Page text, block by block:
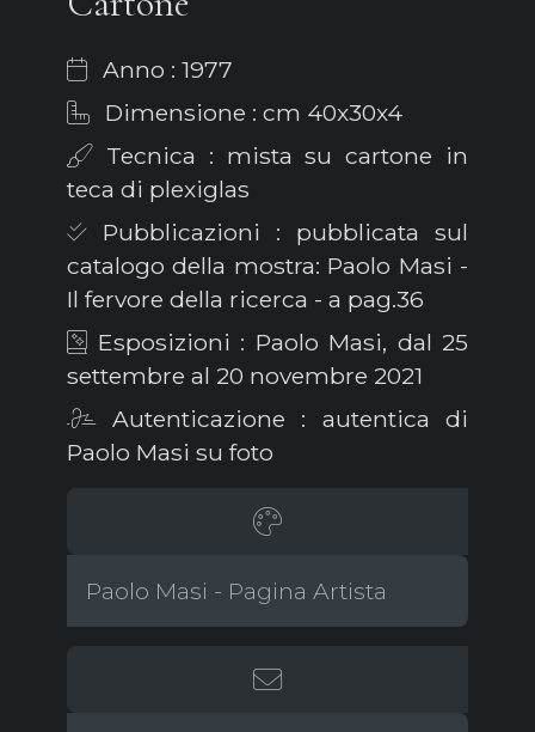
Anno : 1977
Dimensione : cm 40x30x4
Tecnica : mista su cartone in
teca di plexiglas
Pubblicazioni : pubblicata sul
catalogo della mostra: Paolo Masi -
Il fervore della ricerca - a pag.36
Esposizioni : Paolo Masi, dal 25
settembre al 20 novembre 2021
Autenticazione : autentica di
Paolo Masi su foto
Paolo Masi - Pagina Artista